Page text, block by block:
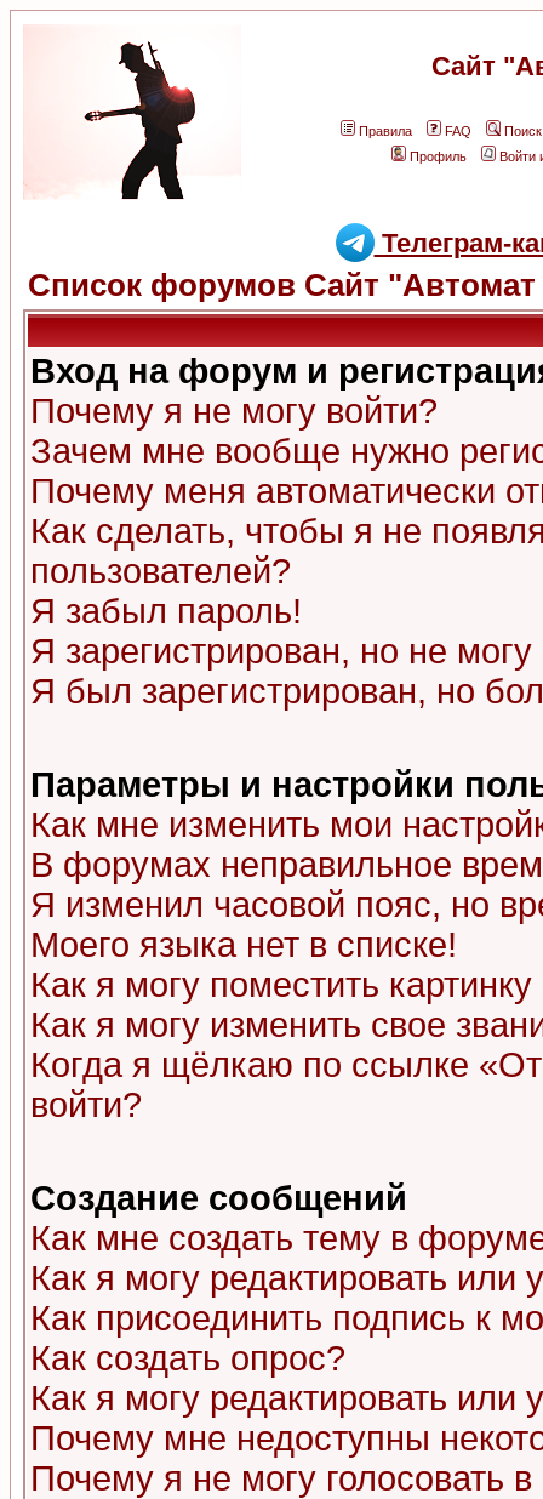
Сайт
Правила FAQ
Поиск
Профиль
Войти
Телеграм-
Список форумов Сайт "Автомат
Вход на форум и
Почему я не могу войти?
Зачем мне вообще нужно
Почему меня автоматически
Как сделать, чтобы я не
пользователей?
Я забыл пароль!
Я зарегистрирован, но не могу
Я был зарегистрирован, но
Параметры и настройки
Как мне изменить мои
В форумах неправильное
Я изменил часовой пояс, но
Моего языка нет в списке!
Как я могу поместить
Как я могу изменить свое
Когда я щёлкаю по ссылке
войти?
Создание сообщений
Как мне создать тему в
Как я могу редактировать или
Как присоединить подпись к
Как создать опрос?
Как я могу редактировать или
Почему мне недоступны
Почему я не могу голосовать